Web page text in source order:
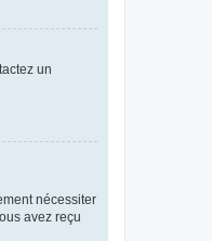
un
nécessiter
avez reçu